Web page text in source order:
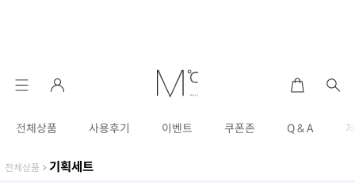
전체상품 사용후기 이벤트 쿠폰존 Q & A
전체상품 > 기획세트